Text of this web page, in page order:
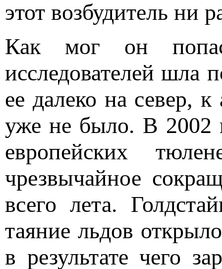
этот возбудитель ни
Как мог он
исследователей шла
ее далеко на север,
уже не было. В 2002
европейских
чрезвычайное
всего лета.
таяние льдов
в результате чего